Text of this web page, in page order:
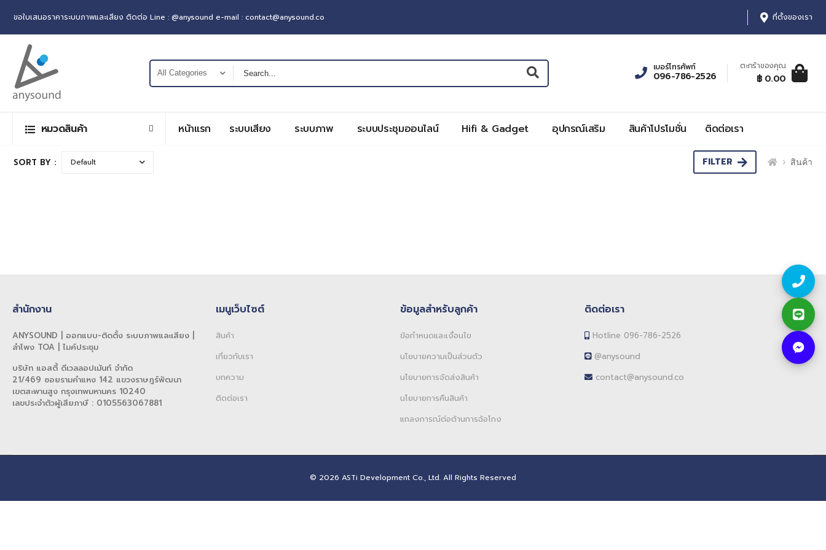
ขอใบเสนอราคาระบบภาพและเสียง ติดต่อ Line : @anysound e-mail : contact@anysound.co ที่ตั้งของเรา
เบอร์โทรศัพท์
096-786-2526
ตะกร้าของคุณ
฿ 0.00
ตะกร้าสินค้า:รายการ, รา
฿ 0.00
หมวดสินค้า หน้าแรก ระบบเสียง ระบบภาพ ระบบประชุมออนไลน์ Hifi & Gadget อุปกรณ์เสริม สินค้าโปรโมชั่น ติดต่อเรา
SORT BY : FILTER สินค้า
สำนักงาน
ANYSOUND | ออกแบบ-ติดตั้ง ระบบภาพและเสียง |
ลำโพง TOA | ไมค์ประชุม
บริษัท แอสตี้ ดีเวลลอปเม้นท์ จำกัด
21/469 ซอยรามคำแหง 142 แขวงราษฎร์พัฒนา
เขตสะพานสูง กรุงเทพมหานคร 10240
เลขประจำตัวผู้เสียภาษี : 0105563067881
เมนูเว็บไซต์
สินค้า
เกี่ยวกับเรา
บทความ
ติดต่อเรา
ข้อมูลสำหรับลูกค้า
ข้อกำหนดและเงื่อนไข
นโยบายความเป็นส่วนตัว
นโยบายการจัดส่งสินค้า
นโยบายการคืนสินค้า
แถลงการณ์ต่อต้านการฉ้อโกง
ติดต่อเรา
Hotline 096-786-2526
@anysound
contact@anysound.co
© 2026 ASTi Development Co., Ltd. All Rights Reserved